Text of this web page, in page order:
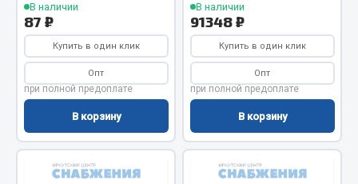
Автотовары
Автозвук
Аксессуары автомобильные
Аптечки и знаки автомобильные
Брызговики
В наличии
87 ₽
Купить в один клик
Опт
при полной предоплате
В корзину
В наличии
91348 ₽
Купить в один клик
Опт
при полной предоплате
В корзину